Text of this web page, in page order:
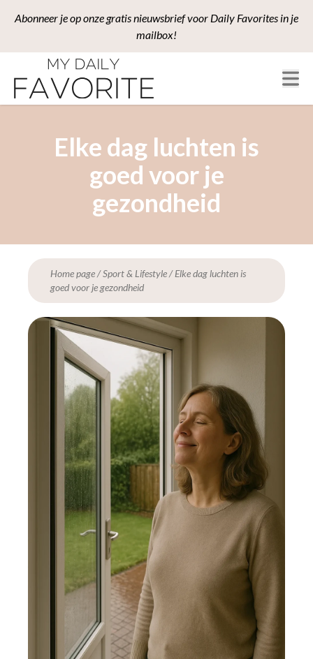
Abonneer je op onze gratis nieuwsbrief voor Daily Favorites in je
mailbox!
Elke dag luchten is
goed voor je
gezondheid
Home page/Sport & Lifestyle/Elke dag luchten is
goed voor je gezondheid